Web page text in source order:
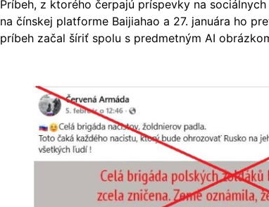
Príbeh, z ktorého čerpajú príspevky na
na čínskej platforme Baijiahao a 27. januára ho
príbeh začal šíriť spolu s predmetným AI